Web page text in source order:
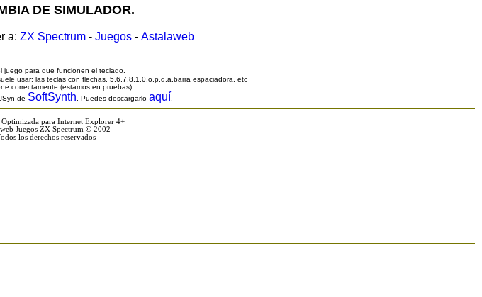
DE SIMULADOR.
a: ZX Spectrum - Juegos - Astalaweb
juego para que funcionen el teclado.
usar: las teclas con flechas, 5,6,7,8,1,0,o,p,q,a,barra espaciadora, etc
correctamente (estamos en pruebas)
de SoftSynth . Puedes descargarlo aquí
para Internet Explorer 4+
Juegos ZX Spectrum © 2002
los derechos reservados